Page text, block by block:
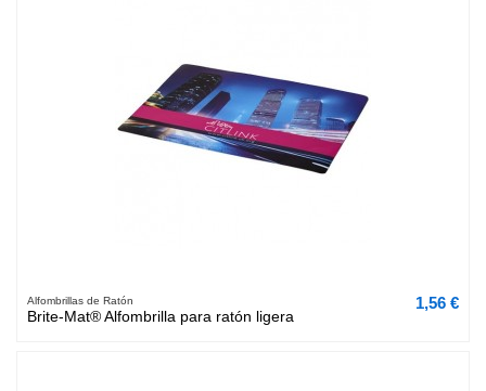
Alfombrillas de Ratón
Brite-Mat® Alfombrilla para ratón ligera
1,56 €